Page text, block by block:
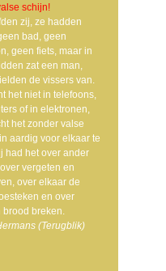
schijn!
zij, ze hadden
bad, geen
geen fiets, maar in
zat een man,
de vissers van.
het niet in telefoons,
of in elektronen,
het zonder valse
aardig voor elkaar te
had het over ander
vergeten en
over elkaar de
en over
brood breken.
(Terugblik)